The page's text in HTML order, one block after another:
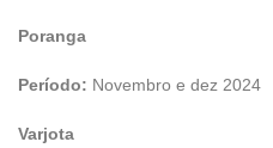
Poranga
Período: Novembro e dez 2024
Varjota